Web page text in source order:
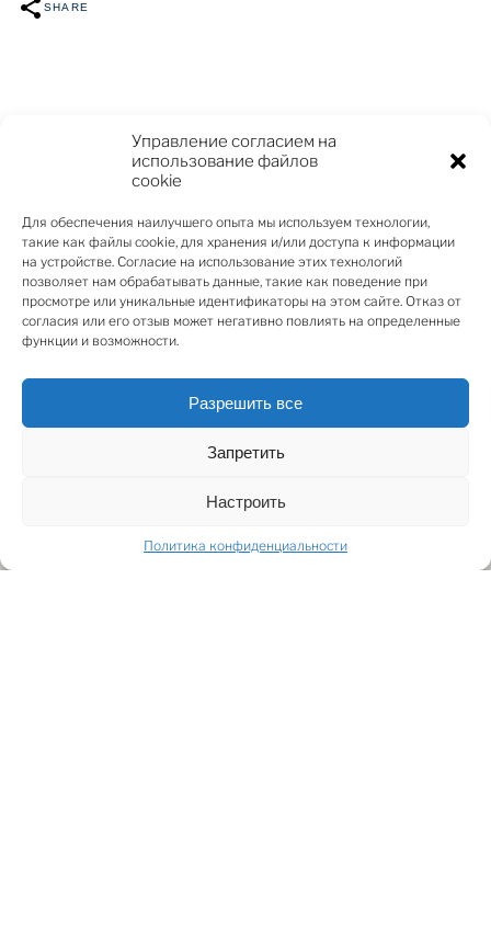
Управление согласием на
использование файлов
cookie
Для обеспечения наилучшего опыта мы используем технологии,
такие как файлы cookie, для хранения и/или доступа к информации
на устройстве. Согласие на использование этих технологий
позволяет нам обрабатывать данные, такие как поведение при
просмотре или уникальные идентификаторы на этом сайте. Отказ от
согласия или его отзыв может негативно повлиять на определенные
функции и возможности.
Разрешить все
Запретить
Настроить
Политика конфиденциальности
SHARE